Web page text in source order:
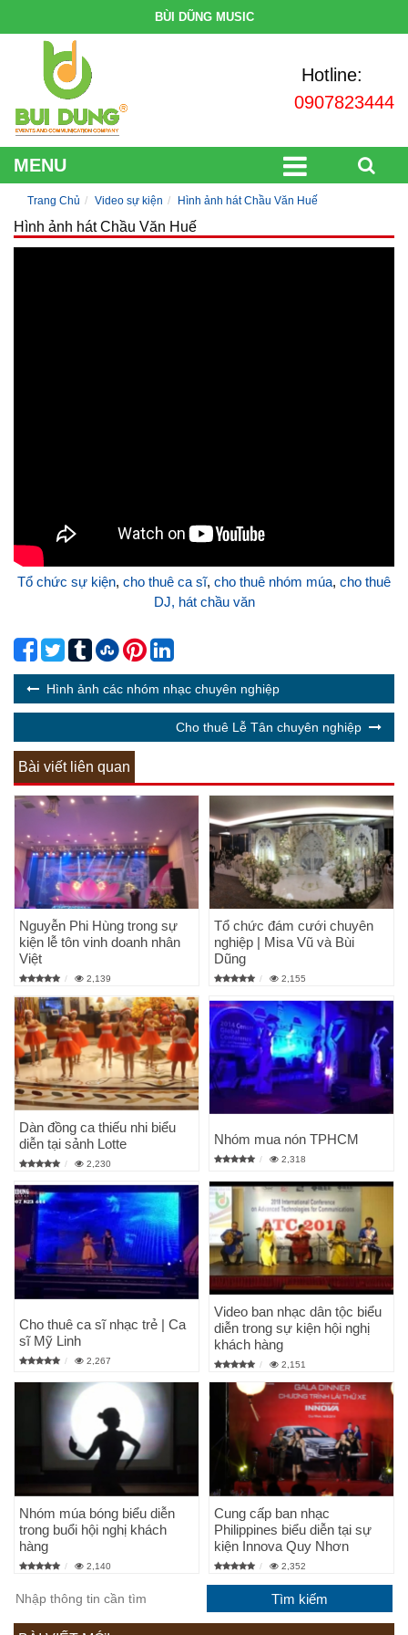
BÙI DŨNG MUSIC
Hotline:
0907823444
MENU
Trang Chủ Video sự kiện Hình ảnh hát Chầu Văn Huế
Hình ảnh hát Chầu Văn Huế
Tổ chức sự kiện, cho thuê ca sĩ, cho thuê nhóm múa, cho thuê
DJ, hát chầu văn
Hình ảnh các nhóm nhạc chuyên nghiệp
Cho thuê Lễ Tân chuyên nghiệp
Bài viết liên quan
Nguyễn Phi Hùng trong sự
kiện lễ tôn vinh doanh nhân
Việt
2,139
Tổ chức đám cưới chuyên
nghiệp | Misa Vũ và Bùi
Dũng
2,155
Dàn đồng ca thiếu nhi biểu
diễn tại sảnh Lotte
2,230
Nhóm mua nón TPHCM
2,318
Cho thuê ca sĩ nhạc trẻ | Ca
sĩ Mỹ Linh
2,267
Video ban nhạc dân tộc biểu
diễn trong sự kiện hội nghị
khách hàng
2,151
Nhóm múa bóng biểu diễn
trong buổi hội nghị khách
hàng
2,140
Cung cấp ban nhạc
Philippines biểu diễn tại sự
kiện Innova Quy Nhơn
2,352